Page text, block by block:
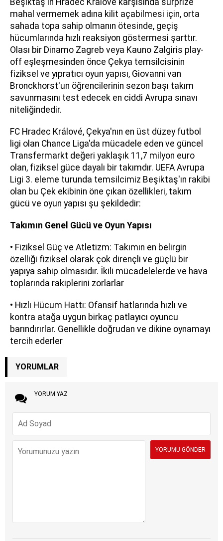
mahal vermemek adına kilit açabilmesi için, orta
sahada topa sahip olmanın ötesinde, geçiş
hücumlarında hızlı reaksiyon göstermesi şarttır.
Olası bir Dinamo Zagreb veya Kauno Zalgiris play-
off eşleşmesinden önce Çekya temsilcisinin
fiziksel ve yıpratıcı oyun yapısı, Giovanni van
Bronckhorst'un öğrencilerinin sezon başı takım
savunmasını test edecek en ciddi Avrupa sınavı
niteliğindedir.
FC Hradec Králové, Çekya'nın en üst düzey futbol
ligi olan Chance Liga'da mücadele eden ve güncel
Transfermarkt değeri yaklaşık 11,7 milyon euro
olan, fiziksel güce dayalı bir takımdır. UEFA Avrupa
Ligi 3. eleme turunda temsilcimiz Beşiktaş'ın rakibi
olan bu Çek ekibinin öne çıkan özellikleri, takım
gücü ve oyun yapısı şu şekildedir:
Takımın Genel Gücü ve Oyun Yapısı
• Fiziksel Güç ve Atletizm: Takımın en belirgin
özelliği fiziksel olarak çok dirençli ve güçlü bir
yapıya sahip olmasıdır. İkili mücadelelerde ve hava
toplarında rakiplerini zorlarlar
• Hızlı Hücum Hattı: Ofansif hatlarında hızlı ve
kontra atağa uygun birkaç patlayıcı oyuncu
barındırırlar. Genellikle doğrudan ve dikine oynamayı
tercih ederler
YORUMLAR
YORUM YAZ